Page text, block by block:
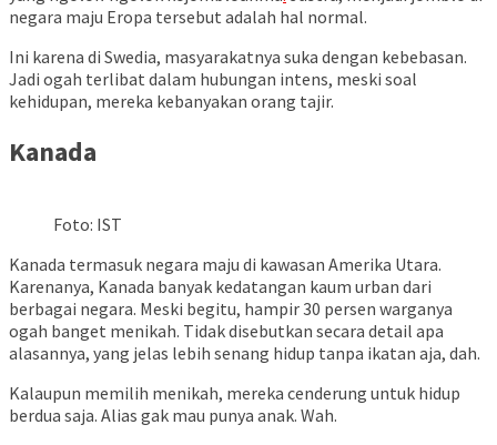
negara maju Eropa tersebut adalah hal normal.
Ini karena di Swedia, masyarakatnya suka dengan kebebasan.
Jadi ogah terlibat dalam hubungan intens, meski soal
kehidupan, mereka kebanyakan orang tajir.
Kanada
Foto: IST
Kanada termasuk negara maju di kawasan Amerika Utara.
Karenanya, Kanada banyak kedatangan kaum urban dari
berbagai negara. Meski begitu, hampir 30 persen warganya
ogah banget menikah. Tidak disebutkan secara detail apa
alasannya, yang jelas lebih senang hidup tanpa ikatan aja, dah.
Kalaupun memilih menikah, mereka cenderung untuk hidup
berdua saja. Alias gak mau punya anak. Wah.